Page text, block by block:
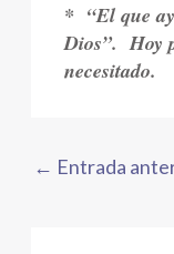
* “El que
Dios”. Hoy
necesitado.
← Entrada